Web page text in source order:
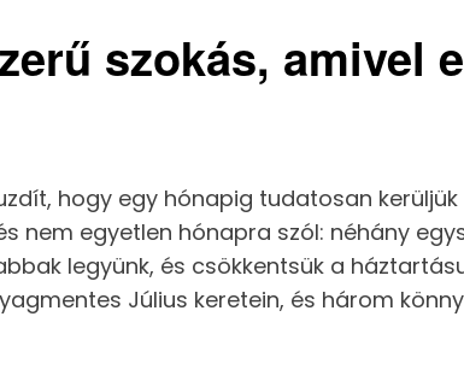
szokás, amivel
hogy egy hónapig tudatosan
nem egyetlen hónapra szól: néhány
legyünk, és csökkentsük a
Július keretein, és három